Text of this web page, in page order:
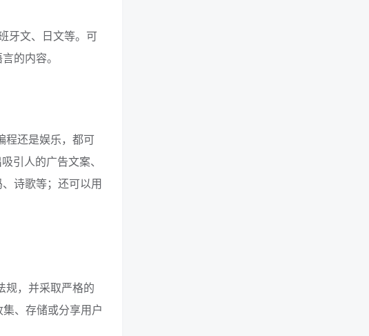
牙文、日文等。可
的内容。
程还是娱乐，都可
引人的广告文案、
诗歌等；还可以用
规，并采取严格的
、存储或分享用户